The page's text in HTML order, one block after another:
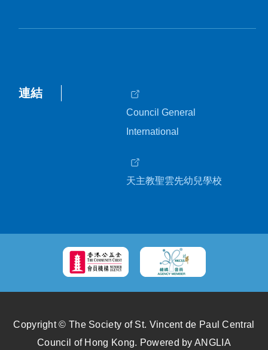
連結
Council General
International
天主教聖雲先幼兒學校
Copyright © The Society of St. Vincent de Paul Central
Council of Hong Kong. Powered byANGLIA